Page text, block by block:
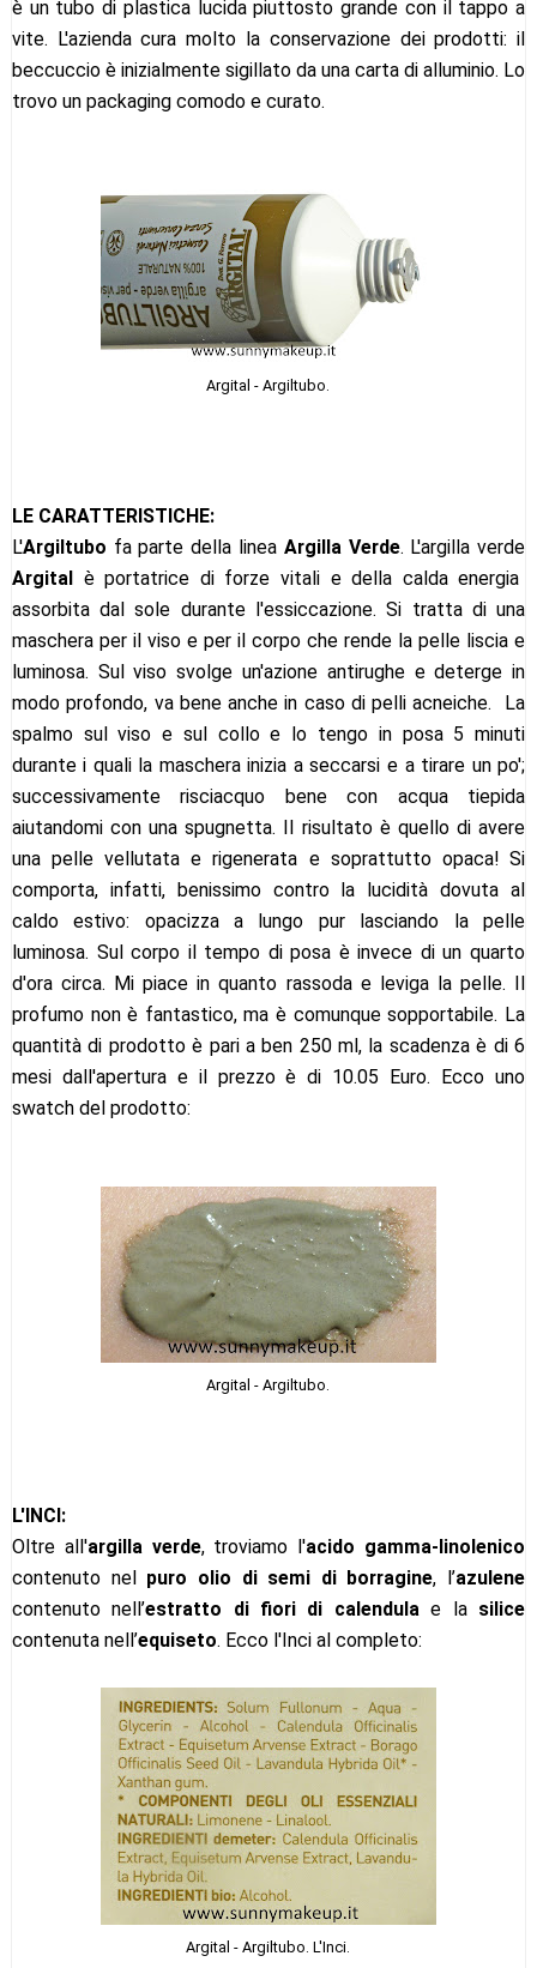
è un tubo di plastica lucida piuttosto grande con il tappo a
vite. L'azienda cura molto la conservazione dei prodotti: il
beccuccio è inizialmente sigillato da una carta di alluminio. Lo
trovo un packaging comodo e curato.
Argital - Argiltubo.
LE CARATTERISTICHE:
L'Argiltubo fa parte della linea Argilla Verde. L'argilla verde
Argitalè portatrice di forze vitali e della calda energia
assorbita dal sole durante l'essiccazione. Si tratta di una
maschera per il viso e per il corpo che rende la pelle liscia e
luminosa. Sul viso svolge un'azione antirughe e deterge in
modo profondo, va bene anche in caso di pelli acneiche. La
spalmo sul viso e sul collo e lo tengo in posa 5 minuti
durante i quali la maschera inizia a seccarsi e a tirare un po';
successivamente risciacquo bene con acqua tiepida
aiutandomi con una spugnetta. Il risultato è quello di avere
una pelle vellutata e rigenerata e soprattutto opaca! Si
comporta, infatti, benissimo contro la lucidità dovuta al
caldo estivo: opacizza a lungo pur lasciando la pelle
luminosa. Sul corpo il tempo di posa è invece di un quarto
d'ora circa. Mi piace in quanto rassoda e leviga la pelle. Il
profumo non è fantastico, ma è comunque sopportabile. La
quantità di prodotto è pari a ben 250 ml, la scadenza è di 6
mesi dall'apertura e il prezzo è di 10.05 Euro. Ecco uno
swatch del prodotto:
Argital - Argiltubo.
L'INCI:
Oltre all'argilla verde, troviamo l'acido gamma-linolenico
contenuto nel puro olio di semi di borragine, l’azulene
contenuto nell’estratto di fiori di calendula e la silice
contenuta nell’equiseto. Ecco l'Inci al completo:
Argital - Argiltubo. L'Inci.